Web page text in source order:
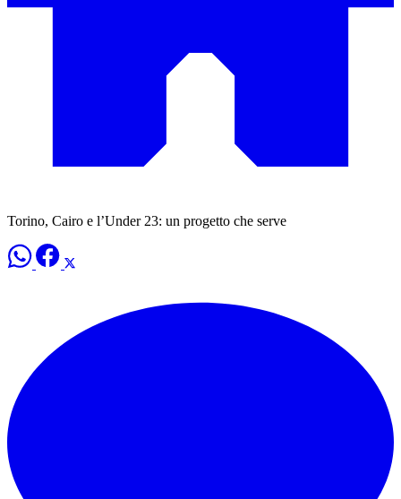
Torino, Cairo e l’Under 23: un progetto che serve